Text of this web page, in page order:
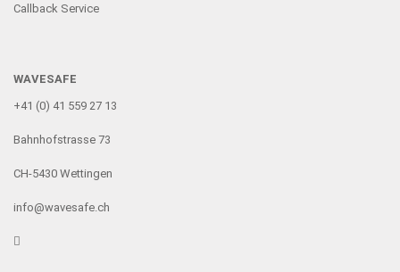
Callback Service
WAVESAFE
+41 (0) 41 559 27 13
Bahnhofstrasse 73
CH-5430 Wettingen
info@wavesafe.ch